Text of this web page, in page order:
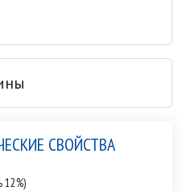
СВОЙСТВА
12%)